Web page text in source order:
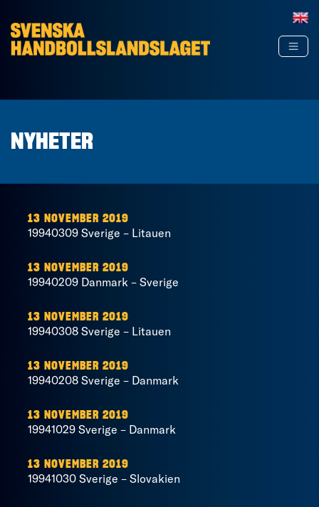
NYHETER
13 NOVEMBER 2019
19940309 Sverige – Litauen
13 NOVEMBER 2019
19940209 Danmark – Sverige
13 NOVEMBER 2019
19940308 Sverige – Litauen
13 NOVEMBER 2019
19940208 Sverige – Danmark
13 NOVEMBER 2019
19941029 Sverige – Danmark
13 NOVEMBER 2019
19941030 Sverige – Slovakien